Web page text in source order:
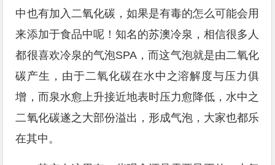
中也有加入二氧化碳，如果是有毒的怎么可能会用
来添加于食品中呢！知名的苏澳冷泉，相信很多人
都很喜欢冷泉的气泡SPA，而这气泡就是由二氧化
碳产生，由于二氧化碳在水中之溶解度与压力俱
增，而泉水愈上升接近地表时压力愈降低，水中之
二氧化碳遂之大部份溢出，形成气泡，大家也都乐
在其中。